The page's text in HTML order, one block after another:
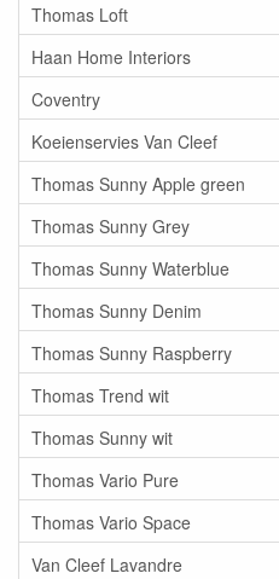
Thomas Loft
Haan Home Interiors
Coventry
Koeienservies Van Cleef
Thomas Sunny Apple green
Thomas Sunny Grey
Thomas Sunny Waterblue
Thomas Sunny Denim
Thomas Sunny Raspberry
Thomas Trend wit
Thomas Sunny wit
Thomas Vario Pure
Thomas Vario Space
Van Cleef Lavandre